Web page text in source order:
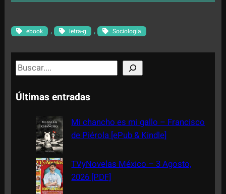
ebook , letra-g , Sociología
S
e
a
Últimas entradas
Mi chancho es mi gallo – Francisco
de Piérola [ePub & Kindle]
TVyNovelas México – 3 Agosto,
2026 [PDF]